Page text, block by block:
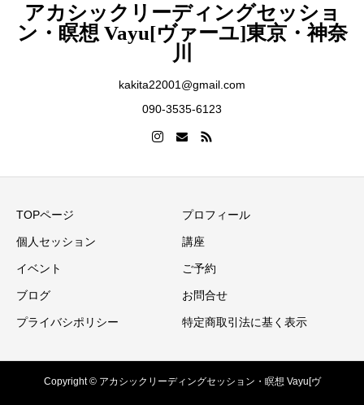
アカシックリーディングセッショ
ン・瞑想 Vayu[ヴァーユ]東京・神奈
川
kakita22001@gmail.com
090-3535-6123
TOPページ プロフィール
個人セッション 講座
イベント ご予約
ブログ お問合せ
プライバシポリシー 特定商取引法に基く表示
Copyright © アカシックリーディングセッション・瞑想 Vayu[ヴ